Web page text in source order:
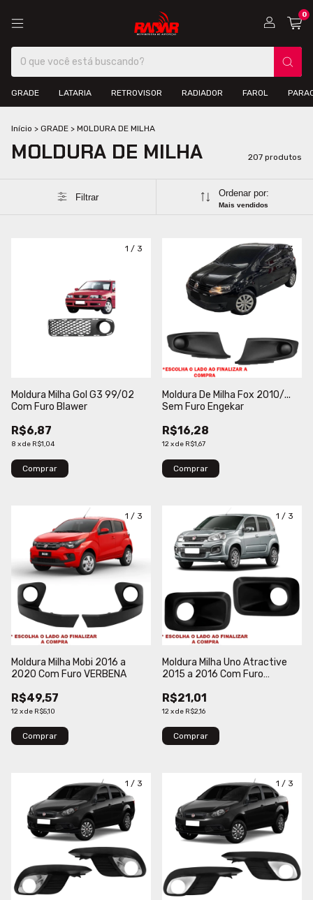
0
GRADE LATARIA RETROVISOR RADIADOR FAROL
Início > GRADE > MOLDURA DE MILHA
MOLDURA DE MILHA 207 produtos
Filtrar Ordenar por:
Mais vendidos
1 / 3
Moldura Milha Gol G3 99/02
Com Furo Blawer
R$6,87
8 xde R$1,04
Comprar
1/3
Moldura De Milha Fox 2010/...
Sem Furo Engekar
R$16,28
12xde R$1,67
Comprar
1 / 3
Moldura Milha Mobi 2016 a
2020 Com Furo VERBENA
R$49,57
12xde R$5,10
Comprar
1 / 3
Moldura Milha Uno Atractive
2015 a 2016 Com Furo
R$21,01
12xde R$2,16
Comprar
1 / 3 1 / 3